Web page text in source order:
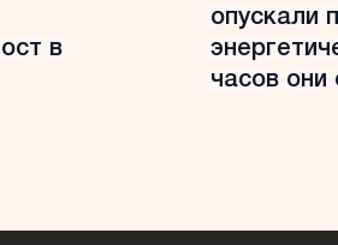
в
опускали
часов они